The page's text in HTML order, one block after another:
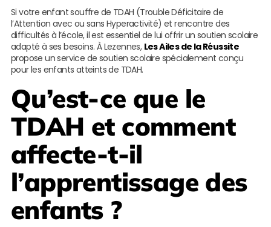
Si votre enfant souffre de TDAH (Trouble Déficitaire de
l’Attention avec ou sans Hyperactivité) et rencontre des
difficultés à l’école, il est essentiel de lui offrir un soutien scolaire
adapté à ses besoins. À Lezennes, Les Ailes de la Réussite
propose un service de soutien scolaire spécialement conçu
pour les enfants atteints de TDAH.
Qu’est-ce que le
TDAH et comment
affecte-t-il
l’apprentissage des
enfants ?